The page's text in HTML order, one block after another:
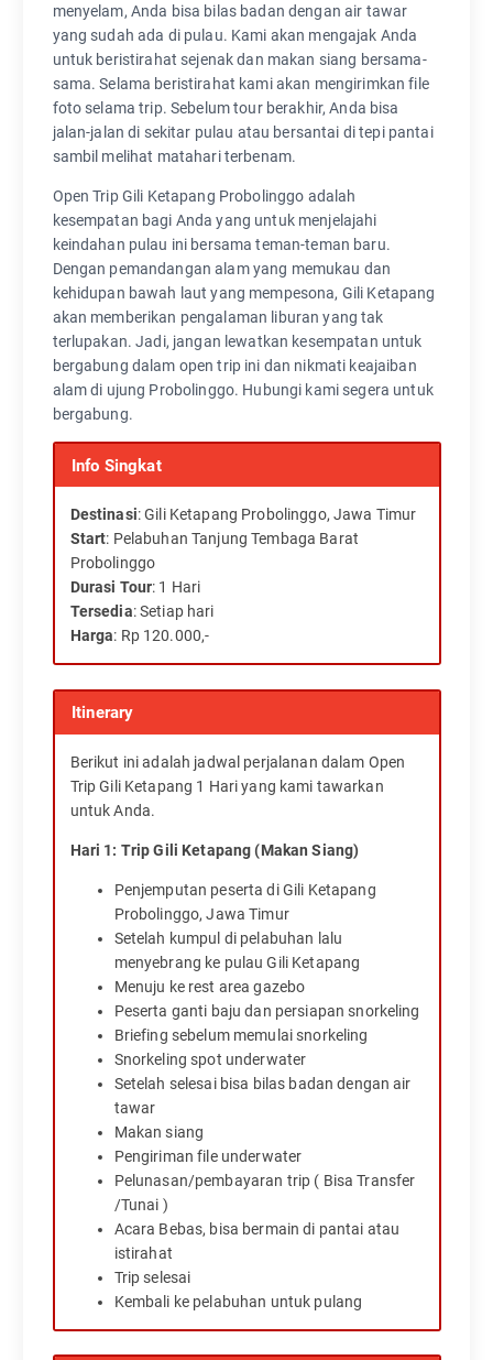
menyelam, Anda bisa bilas badan dengan air tawar
yang sudah ada di pulau. Kami akan mengajak Anda
untuk beristirahat sejenak dan makan siang bersama-
sama. Selama beristirahat kami akan mengirimkan file
foto selama trip. Sebelum tour berakhir, Anda bisa
jalan-jalan di sekitar pulau atau bersantai di tepi pantai
sambil melihat matahari terbenam.
Open Trip Gili Ketapang Probolinggo adalah
kesempatan bagi Anda yang untuk menjelajahi
keindahan pulau ini bersama teman-teman baru.
Dengan pemandangan alam yang memukau dan
kehidupan bawah laut yang mempesona, Gili Ketapang
akan memberikan pengalaman liburan yang tak
terlupakan. Jadi, jangan lewatkan kesempatan untuk
bergabung dalam open trip ini dan nikmati keajaiban
alam di ujung Probolinggo. Hubungi kami segera untuk
bergabung.
Info Singkat
Destinasi: Gili Ketapang Probolinggo, Jawa Timur
Start: Pelabuhan Tanjung Tembaga Barat
Probolinggo
Durasi Tour: 1 Hari
Tersedia: Setiap hari
Harga: Rp 120.000,-
Itinerary
Berikut ini adalah jadwal perjalanan dalam Open
Trip Gili Ketapang 1 Hari yang kami tawarkan
untuk Anda.
Hari 1: Trip Gili Ketapang (Makan Siang)
Penjemputan peserta di Gili Ketapang
Probolinggo, Jawa Timur
Setelah kumpul di pelabuhan lalu
menyebrang ke pulau Gili Ketapang
Menuju ke rest area gazebo
Peserta ganti baju dan persiapan snorkeling
Briefing sebelum memulai snorkeling
Snorkeling spot underwater
Setelah selesai bisa bilas badan dengan air
tawar
Makan siang
Pengiriman file underwater
Pelunasan/pembayaran trip ( Bisa Transfer
/Tunai )
Acara Bebas, bisa bermain di pantai atau
istirahat
Trip selesai
Kembali ke pelabuhan untuk pulang